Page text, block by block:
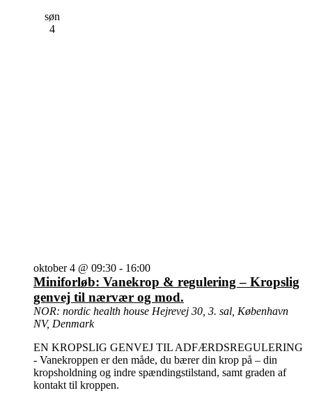
søn
4
oktober 4 @ 09:30 - 16:00
Miniforløb: Vanekrop & regulering – Kropslig
genvej til nærvær og mod.
NOR: nordic health house Hejrevej 30, 3. sal, København
NV, Denmark
EN KROPSLIG GENVEJ TIL ADFÆRDSREGULERING
- Vanekroppen er den måde, du bærer din krop på – din
kropsholdning og indre spændingstilstand, samt graden af
kontakt til kroppen.